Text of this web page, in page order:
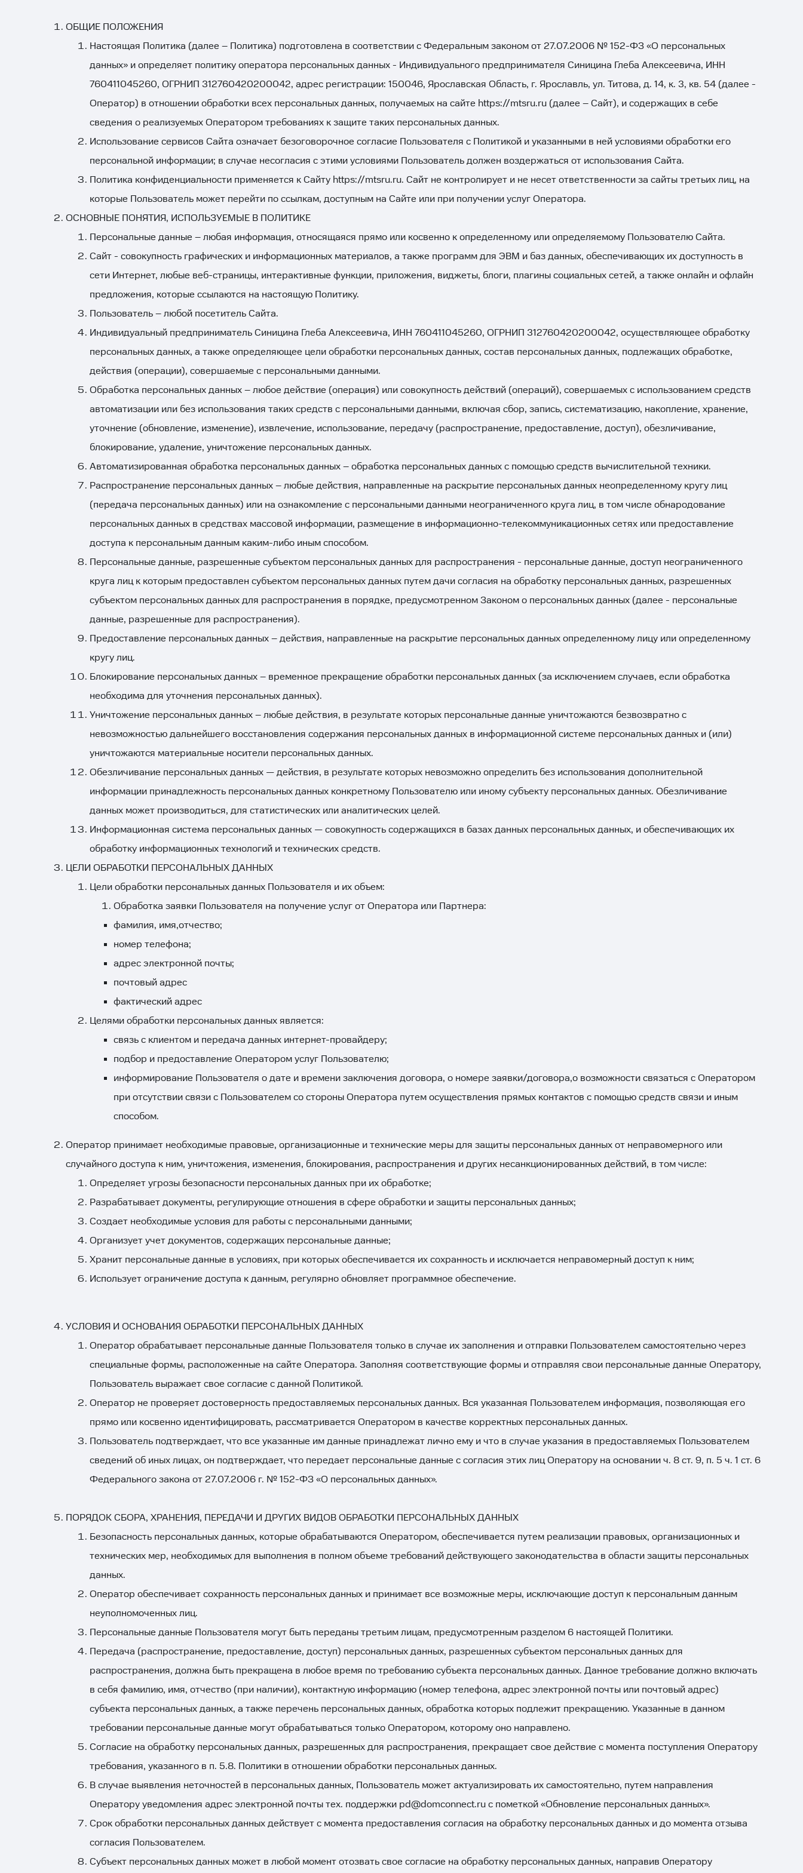
данных
ОБЩИЕ ПОЛОЖЕНИЯ
Настоящая Политика (далее – Политика) подготовлена в соответствии с Федеральным законом от 27.07.2006 № 152-ФЗ «О персональных
данных» и определяет политику оператора персональных данных - Индивидуального предпринимателя Синицина Глеба Алексеевича, ИНН
760411045260, ОГРНИП 312760420200042, адрес регистрации: 150046, Ярославская Область, г. Ярославль, ул. Титова, д. 14, к. 3, кв. 54 (далее -
Оператор) в отношении обработки всех персональных данных, получаемых на сайте https://mtsru.ru (далее – Сайт), и содержащих в себе
сведения о реализуемых Оператором требованиях к защите таких персональных данных.
Использование сервисов Сайта означает безоговорочное согласие Пользователя с Политикой и указанными в ней условиями обработки его
персональной информации; в случае несогласия с этими условиями Пользователь должен воздержаться от использования Сайта.
Политика конфиденциальности применяется к Сайту https://mtsru.ru. Сайт не контролирует и не несет ответственности за сайты третьих лиц, на
которые Пользователь может перейти по ссылкам, доступным на Сайте или при получении услуг Оператора.
ОСНОВНЫЕ ПОНЯТИЯ, ИСПОЛЬЗУЕМЫЕ В ПОЛИТИКЕ
Персональные данные – любая информация, относящаяся прямо или косвенно к определенному или определяемому Пользователю Сайта.
Сайт - совокупность графических и информационных материалов, а также программ для ЭВМ и баз данных, обеспечивающих их доступность в
сети Интернет, любые веб-страницы, интерактивные функции, приложения, виджеты, блоги, плагины социальных сетей, а также онлайн и офлайн
предложения, которые ссылаются на настоящую Политику.
Пользователь – любой посетитель Сайта.
Индивидуальный предприниматель Синицина Глеба Алексеевича, ИНН 760411045260, ОГРНИП 312760420200042, осуществляющее обработку
персональных данных, а также определяющее цели обработки персональных данных, состав персональных данных, подлежащих обработке,
действия (операции), совершаемые с персональными данными.
Обработка персональных данных – любое действие (операция) или совокупность действий (операций), совершаемых с использованием средств
автоматизации или без использования таких средств с персональными данными, включая сбор, запись, систематизацию, накопление, хранение,
уточнение (обновление, изменение), извлечение, использование, передачу (распространение, предоставление, доступ), обезличивание,
блокирование, удаление, уничтожение персональных данных.
Автоматизированная обработка персональных данных – обработка персональных данных с помощью средств вычислительной техники.
Распространение персональных данных – любые действия, направленные на раскрытие персональных данных неопределенному кругу лиц
(передача персональных данных) или на ознакомление с персональными данными неограниченного круга лиц, в том числе обнародование
персональных данных в средствах массовой информации, размещение в информационно-телекоммуникационных сетях или предоставление
доступа к персональным данным каким-либо иным способом.
Персональные данные, разрешенные субъектом персональных данных для распространения - персональные данные, доступ неограниченного
круга лиц к которым предоставлен субъектом персональных данных путем дачи согласия на обработку персональных данных, разрешенных
субъектом персональных данных для распространения в порядке, предусмотренном Законом о персональных данных (далее - персональные
данные, разрешенные для распространения).
Предоставление персональных данных – действия, направленные на раскрытие персональных данных определенному лицу или определенному
кругу лиц.
Блокирование персональных данных – временное прекращение обработки персональных данных (за исключением случаев, если обработка
необходима для уточнения персональных данных).
Уничтожение персональных данных – любые действия, в результате которых персональные данные уничтожаются безвозвратно с
невозможностью дальнейшего восстановления содержания персональных данных в информационной системе персональных данных и (или)
уничтожаются материальные носители персональных данных.
Обезличивание персональных данных — действия, в результате которых невозможно определить без использования дополнительной
информации принадлежность персональных данных конкретному Пользователю или иному субъекту персональных данных. Обезличивание
данных может производиться, для статистических или аналитических целей.
Информационная система персональных данных — совокупность содержащихся в базах данных персональных данных, и обеспечивающих их
обработку информационных технологий и технических средств.
ЦЕЛИ ОБРАБОТКИ ПЕРСОНАЛЬНЫХ ДАННЫХ
Цели обработки персональных данных Пользователя и их объем:
Обработка заявки Пользователя на получение услуг от Оператора или Партнера:
фамилия, имя,отчество;
номер телефона;
адрес электронной почты;
почтовый адрес
фактический адрес
Целями обработки персональных данных является:
связь с клиентом и передача данных интернет-провайдеру;
подбор и предоставление Оператором услуг Пользователю;
информирование Пользователя о дате и времени заключения договора, о номере заявки/договора,о возможности связаться с Оператором
при отсутствии связи с Пользователем со стороны Оператора путем осуществления прямых контактов с помощью средств связи и иным
способом.
Оператор принимает необходимые правовые, организационные и технические меры для защиты персональных данных от неправомерного или
случайного доступа к ним, уничтожения, изменения, блокирования, распространения и других несанкционированных действий, в том числе:
Определяет угрозы безопасности персональных данных при их обработке;
Разрабатывает документы, регулирующие отношения в сфере обработки и защиты персональных данных;
Создает необходимые условия для работы с персональными данными;
Организует учет документов, содержащих персональные данные;
Хранит персональные данные в условиях, при которых обеспечивается их сохранность и исключается неправомерный доступ к ним;
Использует ограничение доступа к данным, регулярно обновляет программное обеспечение.
УСЛОВИЯ И ОСНОВАНИЯ ОБРАБОТКИ ПЕРСОНАЛЬНЫХ ДАННЫХ
Оператор обрабатывает персональные данные Пользователя только в случае их заполнения и отправки Пользователем самостоятельно через
специальные формы, расположенные на сайте Оператора. Заполняя соответствующие формы и отправляя свои персональные данные Оператору,
Пользователь выражает свое согласие с данной Политикой.
Оператор не проверяет достоверность предоставляемых персональных данных. Вся указанная Пользователем информация, позволяющая его
прямо или косвенно идентифицировать, рассматривается Оператором в качестве корректных персональных данных.
Пользователь подтверждает, что все указанные им данные принадлежат лично ему и что в случае указания в предоставляемых Пользователем
сведений об иных лицах, он подтверждает, что передает персональные данные с согласия этих лиц Оператору на основании ч. 8 ст. 9, п. 5 ч. 1 ст. 6
Федерального закона от 27.07.2006 г. № 152-ФЗ «О персональных данных».
ПОРЯДОК СБОРА, ХРАНЕНИЯ, ПЕРЕДАЧИ И ДРУГИХ ВИДОВ ОБРАБОТКИ ПЕРСОНАЛЬНЫХ ДАННЫХ
Безопасность персональных данных, которые обрабатываются Оператором, обеспечивается путем реализации правовых, организационных и
технических мер, необходимых для выполнения в полном объеме требований действующего законодательства в области защиты персональных
данных.
Оператор обеспечивает сохранность персональных данных и принимает все возможные меры, исключающие доступ к персональным данным
неуполномоченных лиц.
Персональные данные Пользователя могут быть переданы третьим лицам, предусмотренным разделом 6 настоящей Политики.
Передача (распространение, предоставление, доступ) персональных данных, разрешенных субъектом персональных данных для
распространения, должна быть прекращена в любое время по требованию субъекта персональных данных. Данное требование должно включать
в себя фамилию, имя, отчество (при наличии), контактную информацию (номер телефона, адрес электронной почты или почтовый адрес)
субъекта персональных данных, а также перечень персональных данных, обработка которых подлежит прекращению. Указанные в данном
требовании персональные данные могут обрабатываться только Оператором, которому оно направлено.
Согласие на обработку персональных данных, разрешенных для распространения, прекращает свое действие с момента поступления Оператору
требования, указанного в п. 5.8. Политики в отношении обработки персональных данных.
В случае выявления неточностей в персональных данных, Пользователь может актуализировать их самостоятельно, путем направления
Оператору уведомления адрес электронной почты тех. поддержки pd@domconnect.ru с пометкой «Обновление персональных данных».
Срок обработки персональных данных действует с момента предоставления согласия на обработку персональных данных и до момента отзыва
согласия Пользователем.
Субъект персональных данных может в любой момент отозвать свое согласие на обработку персональных данных, направив Оператору